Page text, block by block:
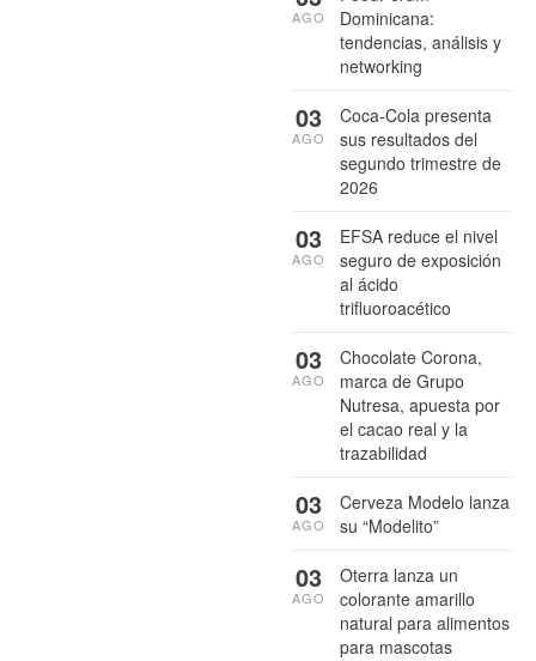
Dominicana:
tendencias, análisis y
networking
AGO
Coca-Cola presenta
sus resultados del
segundo trimestre de
2026
03
AGO
EFSA reduce el nivel
seguro de exposición
al ácido
trifluoroacético
03
AGO
Chocolate Corona,
marca de Grupo
Nutresa, apuesta por
el cacao real y la
trazabilidad
03
AGO
Cerveza Modelo lanza
su “Modelito”
03
AGO
Oterra lanza un
colorante amarillo
natural para alimentos
para mascotas
03
AGO